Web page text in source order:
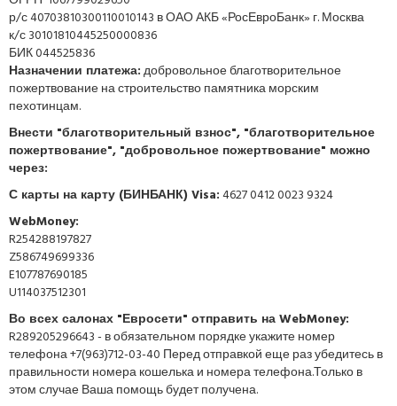
р/с 40703810300110010143 в ОАО АКБ «РосЕвроБанк» г. Москва
к/с 30101810445250000836
БИК 044525836
Назначении платежа:добровольное благотворительное
пожертвование на строительство памятника морским
пехотинцам.
Внести "благотворительный взнос", "благотворительное
пожертвование", "добровольное пожертвование" можно
через:
С карты на карту (БИНБАНК) Visa:4627 0412 0023 9324
WebMoney:
R254288197827
Z586749699336
E107787690185
U114037512301
Во всех салонах "Евросети" отправить на WebMoney:
R289205296643 - в обязательном порядке укажите номер
телефона +7(963)712-03-40 Перед отправкой еще раз убедитесь в
правильности номера кошелька и номера телефона.Только в
этом случае Ваша помощь будет получена.